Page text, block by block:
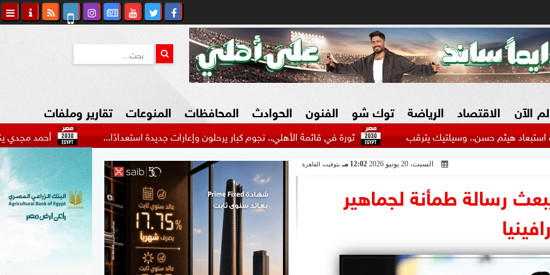
الآن الاقتصاد
الزراعة فى مصر
المسؤولية المجتمعية
الرياضة
بطولات عربية
بطولات عالمية
توك شو الفنون الحوادث
شكاوي المواطن
المحافظات المنوعات
السياحة في مصر
التكنولوجيا
المرأة والأسرة
السيارات
تقارير وملفات
أحمد مجدي يكشف ثورة في قائمة الأهلي.. نجوم كبار يرحلون وإعارات جديدة استعدادًا... حسن.. وسيلتيك يترقب
السبت، 20 يونيو 2026 12:02 مـ بتوقيت القاهرة
رسالة طمأنة لجماهير